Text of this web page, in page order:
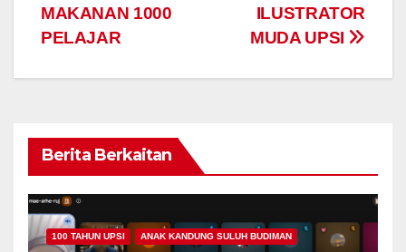
ILUSTRATOR
MUDA UPSI
MAKANAN 1000
PELAJAR
Berita Berkaitan
100 TAHUN UPSI ANAK KANDUNG SULUH BUDIMAN